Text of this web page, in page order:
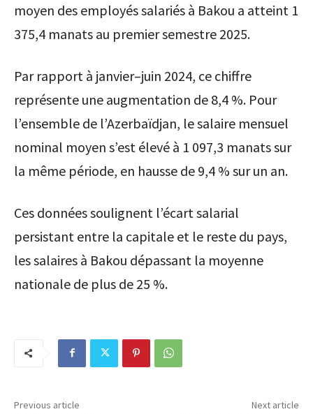
moyen des employés salariés à Bakou a atteint 1
375,4 manats au premier semestre 2025.
Par rapport à janvier–juin 2024, ce chiffre
représente une augmentation de 8,4 %. Pour
l’ensemble de l’Azerbaïdjan, le salaire mensuel
nominal moyen s’est élevé à 1 097,3 manats sur
la même période, en hausse de 9,4 % sur un an.
Ces données soulignent l’écart salarial
persistant entre la capitale et le reste du pays,
les salaires à Bakou dépassant la moyenne
nationale de plus de 25 %.
Previous article Next article